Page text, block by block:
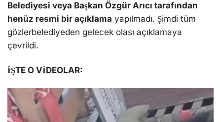
Belediyesi veya Başkan Özgür Arıcı tarafından
henüz resmi bir açıklama yapılmadı. Şimdi tüm
gözlerbelediyeden gelecek olası açıklamaya
çevrildi.
İŞTE O VİDEOLAR: